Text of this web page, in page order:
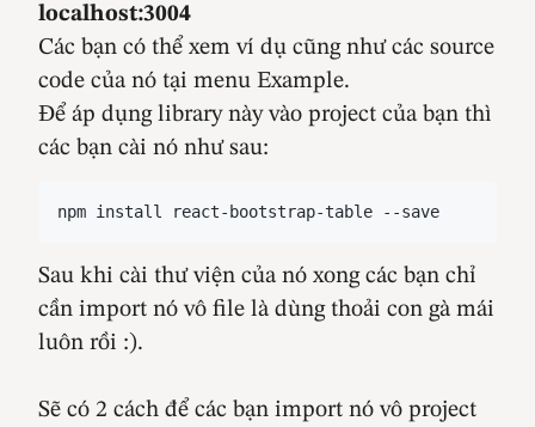
localhost:3004
Các bạn có thể xem ví dụ cũng như các source
code của nó tại menu Example.
Để áp dụng library này vào project của bạn thì
các bạn cài nó như sau:
npm install react-bootstrap-table --save
Sau khi cài thư viện của nó xong các bạn chỉ
cần import nó vô file là dùng thoải con gà mái
luôn rồi :).
Sẽ có 2 cách để các bạn import nó vô project